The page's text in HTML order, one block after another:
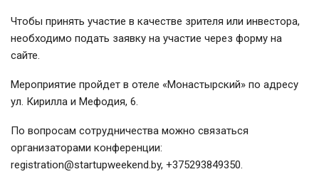
Чтобы принять участие в качестве зрителя или инвестора,
необходимо подать заявку на участие через форму на
сайте.
Мероприятие пройдет в отеле «Монастырский» по адресу
ул. Кирилла и Мефодия, 6.
По вопросам сотрудничества можно связаться
организаторами конференции:
registration@startupweekend.by, +375293849350.